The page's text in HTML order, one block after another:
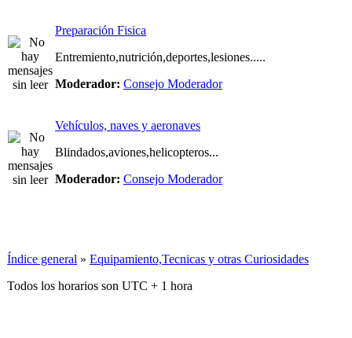
Preparación Fisica
Entremiento,nutrición,deportes,lesiones.....
Moderador: Consejo Moderador
Vehículos, naves y aeronaves
Blindados,aviones,helicopteros...
Moderador: Consejo Moderador
Índice general » Equipamiento,Tecnicas y otras Curiosidades
Todos los horarios son UTC + 1 hora